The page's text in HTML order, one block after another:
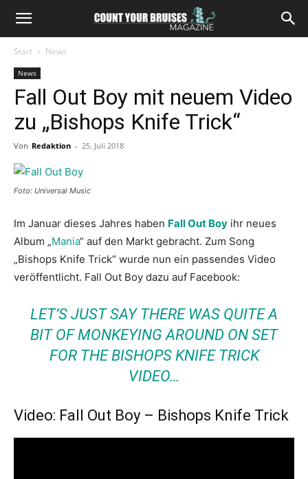
Start News
News
Fall Out Boy mit neuem Video
zu „Bishops Knife Trick“
Von Redaktion - 25. Juli 2018
Foto: Universal Music
Im Januar dieses Jahres haben Fall Out Boy ihr neues
Album „Mania“ auf den Markt gebracht. Zum Song
„Bishops Knife Trick“ wurde nun ein passendes Video
veröffentlicht. Fall Out Boy dazu auf Facebook:
LET’S JUST SAY THERE WAS QUITE A
BIT OF MONKEYING AROUND ON SET
FOR THE BISHOPS KNIFE TRICK
VIDEO…
Video: Fall Out Boy – Bishops Knife Trick